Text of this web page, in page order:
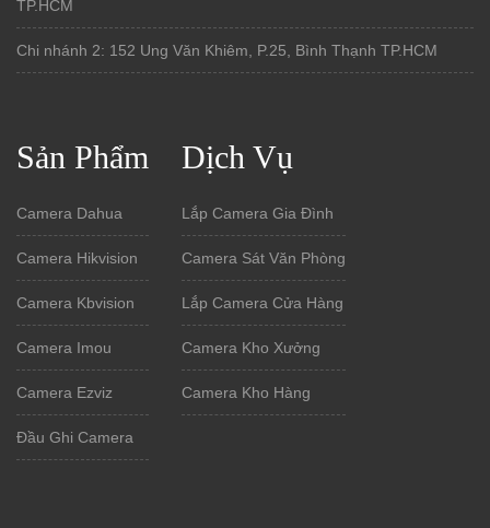
TP.HCM
Chi nhánh 2: 152 Ung Văn Khiêm, P.25, Bình Thạnh TP.HCM
Sản Phẩm
Camera Dahua
Camera Hikvision
Camera Kbvision
Camera Imou
Camera Ezviz
Đầu Ghi Camera
Dịch Vụ
Lắp Camera Gia Đình
Camera Sát Văn Phòng
Lắp Camera Cửa Hàng
Camera Kho Xưởng
Camera Kho Hàng